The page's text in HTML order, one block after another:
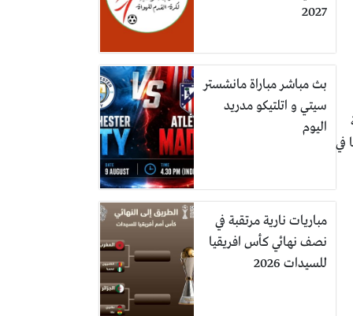
2027
بث مباشر مباراة مانشستر
سيتي و اتلتيكو مدريد
اليوم
مباريات نارية مرتقبة في
نصف نهائي كأس افريقيا
للسيدات 2026
الأداء في إفريقيا، حيث سجل 2.4 هدفًا في